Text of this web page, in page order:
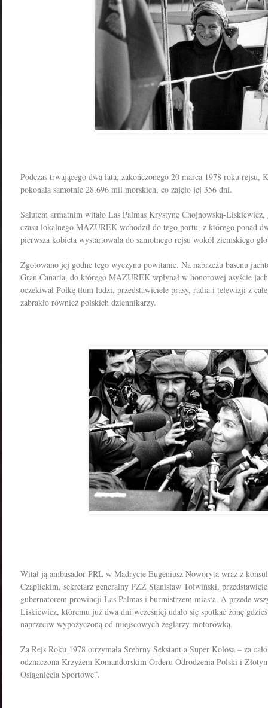
Podczas trwającego dwa lata, zakończonego 20 marca 1978 roku
pokonała samotnie 28.696 mil morskich, co zajęło jej 356 dni.
Salutem armatnim witało Las Palmas Krystynę Chojnowską-
czasu lokalnego MAZUREK wchodził do tego portu, z którego ponad
pierwsza kobieta wystartowała do samotnego rejsu wokół ziemskiego
Zgotowano jej godne tego wyczynu powitanie. Na nabrzeżu basenu
Gran Canaria, do którego MAZUREK wpłynął w honorowej asyście
oczekiwał Polkę tłum ludzi, przedstawiciele prasy, radia i telewizji z
zabrakło również polskich dziennikarzy.
Witał ją ambasador PRL w Madrycie Eugeniusz Noworyta wraz z
Czaplickim, sekretarz generalny PZŻ Stanisław Tołwiński,
gubernatorem prowincji Las Palmas i burmistrzem miasta. A przede
Liskiewicz, któremu już dwa dni wcześniej udało się spotkać żonę
naprzeciw wypożyczoną od miejscowych żeglarzy motorówką.
Za Rejs Roku 1978 otrzymała Srebrny Sekstant a Super Kolosa – za
odznaczona Krzyżem Komandorskim Orderu Odrodzenia Polski i
Osiągnięcia Sportowe”.